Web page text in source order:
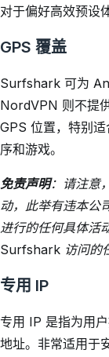
对于偏好高效预设
GPS 覆盖
Surfshark 可为
NordVPN 则不提
GPS 位置，特别
序和游戏。
免责声明：请注意
动，此举有违本公
进行的任何具体活
Surfshark 访问的
专用 IP
专用 IP 是指为用
地址。非常适用于